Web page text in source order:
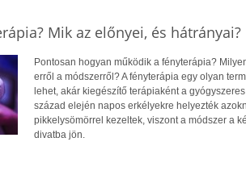
Mik az előnyei, és hátrányai?
Pontosan hogyan működik a fényterápia?
erről a módszerről? A fényterápia egy olyan
lehet, akár kiegészítő terápiaként a
század elején napos erkélyekre helyezték
pikkelysömörrel kezeltek, viszont a módszer a
divatba jön.